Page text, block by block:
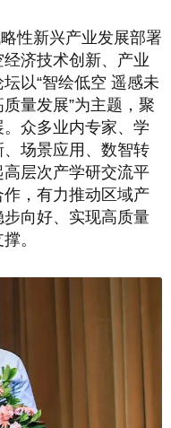
性新兴产业发展部署
济技术创新、产业
以“智绘低空 遥感未
量发展”为主题，聚
众多业内专家、学
场景应用、数智转
层次产学研交流平
，有力推动区域产
向好、实现高质量
。